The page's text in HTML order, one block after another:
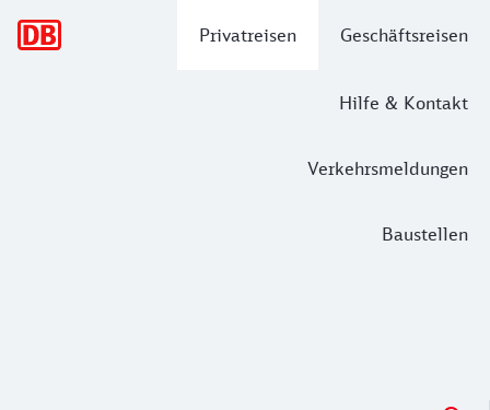
Privatreisen Geschäftsreisen
Hilfe & Kontakt
Verkehrsmeldungen
Baustellen